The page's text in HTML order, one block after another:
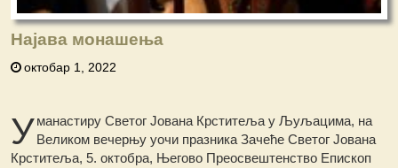
Најава монашења
октобар 1, 2022
Уманастиру Светог Јована Крститеља у Љуљацима, на
Великом вечерњу уочи празника Зачеће Светог Јована
Крститеља, 5. октобра, Његово Преосвештенство Епископ